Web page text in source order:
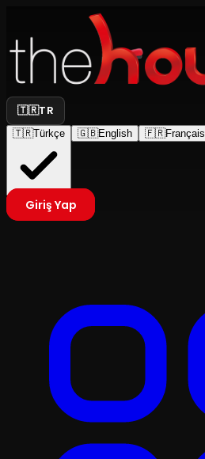
🇹🇷TR
🇹🇷Türkçe 🇬🇧English 🇫🇷Français
Giriş Yap